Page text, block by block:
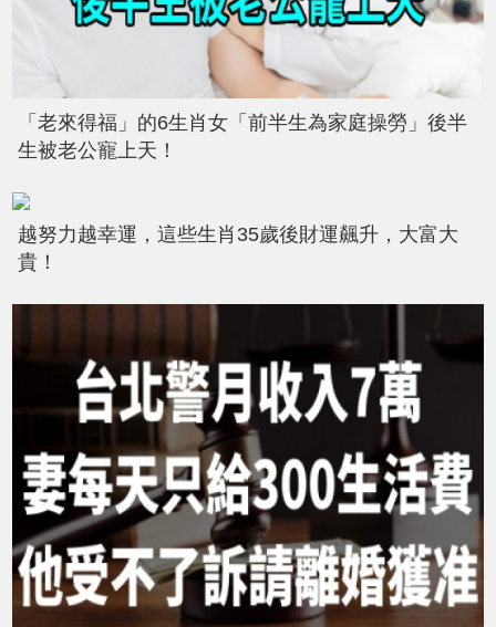
「老來得福」的6生肖女「前半生為家庭操勞」後半
生被老公寵上天！
越努力越幸運，這些生肖35歲後財運飆升，大富大
貴！